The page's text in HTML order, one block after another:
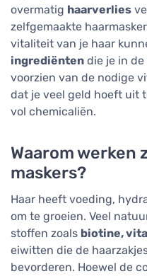
overmatig haarverlies
zelfgemaakte
vitaliteit van je haar
ingrediënten die je in
voorzien van de nodige
dat je veel geld hoeft uit
vol chemicaliën.
Waarom werken
maskers?
Haar heeft voeding,
om te groeien. Veel
stoffen zoals biotine,
eiwitten die de
bevorderen. Hoewel de